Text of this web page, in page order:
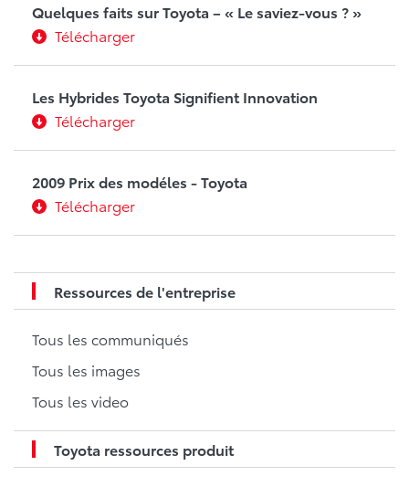
Quelques faits sur Toyota – « Le saviez-vous ? »
Télécharger
Les Hybrides Toyota Signifient Innovation
Télécharger
2009 Prix des modéles - Toyota
Télécharger
Ressources de l'entreprise
Tous les communiqués
Tous les images
Tous les video
Toyota ressources produit